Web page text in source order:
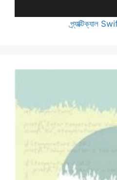
প্র্যাক্টিক্যাল